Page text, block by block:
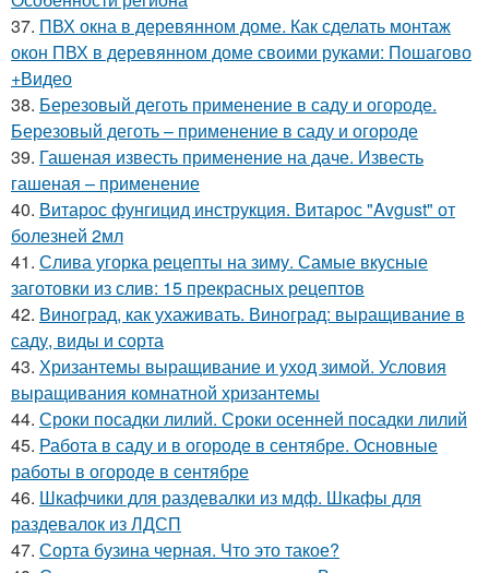
37. ПВХ окна в деревянном доме. Как сделать монтаж
окон ПВХ в деревянном доме своими руками: Пошагово
+Видео
38. Березовый деготь применение в саду и огороде.
Березовый деготь – применение в саду и огороде
39. Гашеная известь применение на даче. Известь
гашеная – применение
40. Витарос фунгицид инструкция. Витарос "Avgust" от
болезней 2мл
41. Слива угорка рецепты на зиму. Самые вкусные
заготовки из слив: 15 прекрасных рецептов
42. Виноград, как ухаживать. Виноград: выращивание в
саду, виды и сорта
43. Хризантемы выращивание и уход зимой. Условия
выращивания комнатной хризантемы
44. Сроки посадки лилий. Сроки осенней посадки лилий
45. Работа в саду и в огороде в сентябре. Основные
работы в огороде в сентябре
46. Шкафчики для раздевалки из мдф. Шкафы для
раздевалок из ЛДСП
47. Сорта бузина черная. Что это такое?